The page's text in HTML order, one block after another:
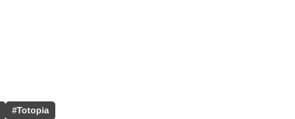
#Totopia